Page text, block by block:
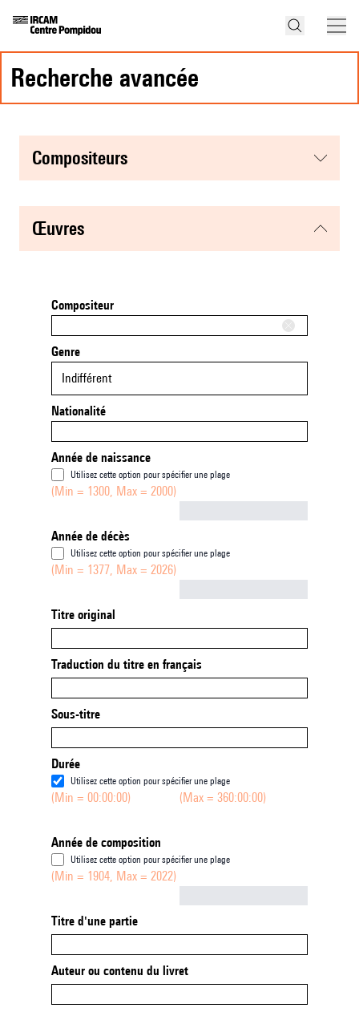
recherche avancée
compositeurs
œuvres
Compositeur
Genre
Indifférent
Nationalité
Année de naissance
Utilisez cette option pour spécifier une plage
(Min = 1300, Max = 2000)
Année de décès
Utilisez cette option pour spécifier une plage
(Min = 1377, Max = 2026)
Titre original
Traduction du titre en français
Sous-titre
Durée
Utilisez cette option pour spécifier une plage
(Min = 00:00:00) (Max = 360:00:00)
Année de composition
Utilisez cette option pour spécifier une plage
(Min = 1904, Max = 2022)
Titre d'une partie
Auteur ou contenu du livret